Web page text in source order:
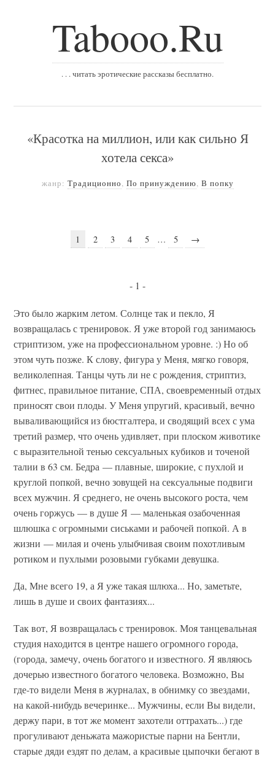
Tabooo.Ru
. . . читать эротические рассказы бесплатно.
«Красотка на миллион, или как сильно Я
хотела секса»
жанр: Традиционно, По принуждению, В попку
1 2 3 4 5 … 5 →
- 1 -
Это было жарким летом. Солнце так и пекло, Я
возвращалась с тренировок. Я уже второй год занимаюсь
стриптизом, уже на профессиональном уровне. :) Но об
этом чуть позже. К слову, фигура у Меня, мягко говоря,
великолепная. Танцы чуть ли не с рождения, стриптиз,
фитнес, правильное питание, СПА, своевременный отдых
приносят свои плоды. У Меня упругий, красивый, вечно
вываливающийся из бюстгалтера, и сводящий всех с ума
третий размер, что очень удивляет, при плоском животике
с выразительной тенью сексуальных кубиков и точеной
талии в 63 см. Бедра — плавные, широкие, с пухлой и
круглой попкой, вечно зовущей на сексуальные подвиги
всех мужчин. Я среднего, не очень высокого роста, чем
очень горжусь — в душе Я — маленькая озабоченная
шлюшка с огромными сиськами и рабочей попкой. А в
жизни — милая и очень улыбчивая своим похотливым
ротиком и пухлыми розовыми губками девушка.
Да, Мне всего 19, а Я уже такая шлюха... Но, заметьте,
лишь в душе и своих фантазиях...
Так вот, Я возвращалась с тренировок. Моя танцевальная
студия находится в центре нашего огромного города,
(города, замечу, очень богатого и известного. Я являюсь
дочерью известного богатого человека. Возможно, Вы
где-то видели Меня в журналах, в обнимку со звездами,
на какой-нибудь вечеринке... Мужчины, если Вы видели,
держу пари, в тот же момент захотели оттрахать...) где
прогуливают деньжата мажористые парни на Бентли,
старые дяди ездят по делам, а красивые цыпочки бегают в